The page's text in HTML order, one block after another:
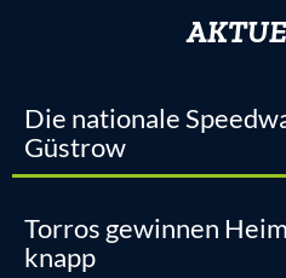
Die nationale
Güstrow
Torros gewinnen
knapp